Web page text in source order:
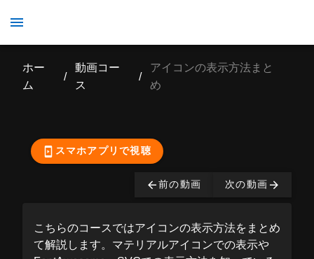
ホー
ム
/
動画コー
ス
/
アイコンの表示方法まと
め
ここから先の視聴は有
購入する
スマホアプリで視聴
前の動画 次の動画
こちらのコースではアイコンの表示方法をまとめ
て解説します。マテリアルアイコンでの表示や